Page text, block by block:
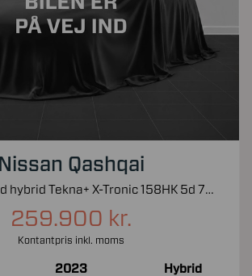
Nissan Qashqai
1,3 MHEV Mild hybrid Tekna+ X-Tronic 158HK 5d 7g Aut.
259.900 kr.
Kontantpris inkl. moms
2023
Hybrid